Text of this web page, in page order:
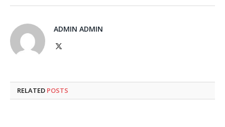
ADMIN ADMIN
RELATED POSTS